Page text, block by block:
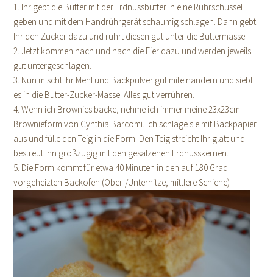
1. Ihr gebt die Butter mit der Erdnussbutter in eine Rührschüssel
geben und mit dem Handrührgerät schaumig schlagen. Dann gebt
Ihr den Zucker dazu und rührt diesen gut unter die Buttermasse.
2. Jetzt kommen nach und nach die Eier dazu und werden jeweils
gut untergeschlagen.
3. Nun mischt Ihr Mehl und Backpulver gut miteinandern und siebt
es in die Butter-Zucker-Masse. Alles gut verrühren.
4. Wenn ich Brownies backe, nehme ich immer meine 23x23cm
Brownieform von Cynthia Barcomi. Ich schlage sie mit Backpapier
aus und fülle den Teig in die Form. Den Teig streicht Ihr glatt und
bestreut ihn großzügig mit den gesalzenen Erdnusskernen.
5. Die Form kommt für etwa 40 Minuten in den auf 180 Grad
vorgeheizten Backofen (Ober-/Unterhitze, mittlere Schiene)